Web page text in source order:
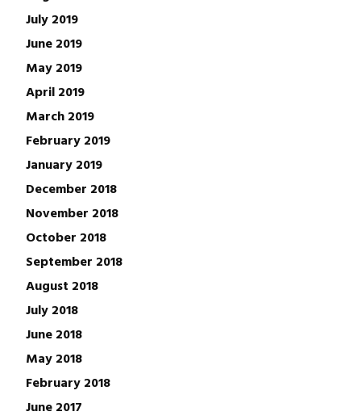
July 2019
June 2019
May 2019
April 2019
March 2019
February 2019
January 2019
December 2018
November 2018
October 2018
September 2018
August 2018
July 2018
June 2018
May 2018
February 2018
June 2017